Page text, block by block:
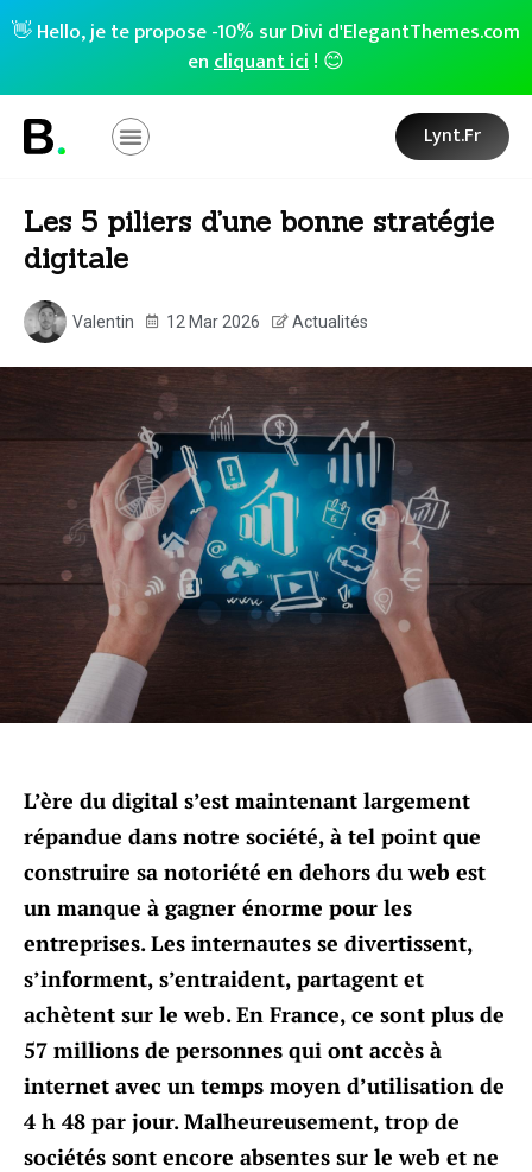
👋 Hello, je te propose -10% sur Divi d'ElegantThemes.com
encliquant ici! 😊
Lynt.fr
Les 5 piliers d’une bonne stratégie
digitale
Valentin 12 Mar 2026 Actualités
L’ère du digital s’est maintenant largement
répandue dans notre société, à tel point que
construire sa notoriété en dehors du web est
un manque à gagner énorme pour les
entreprises. Les internautes se divertissent,
s’informent, s’entraident, partagent et
achètent sur le web. En France, ce sont plus de
57 millions de personnes qui ont accès à
internet avec un temps moyen d’utilisation de
4 h 48 par jour. Malheureusement, trop de
sociétés sont encore absentes sur le web et ne